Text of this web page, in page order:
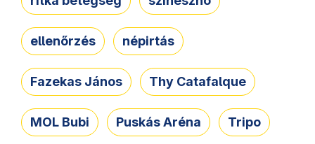
ellenőrzés népirtás
Fazekas János Thy Catafalque
MOL Bubi Puskás Aréna Tripo